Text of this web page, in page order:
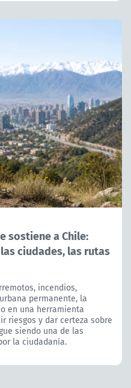
sostiene a Chile:
ciudades, las rutas
incendios,
permanente, la
en una herramienta
riesgos y dar certeza sobre
siendo una de las
la ciudadanía.